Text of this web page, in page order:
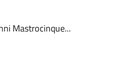
Mastrocinque...